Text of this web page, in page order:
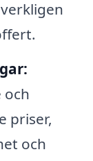
och
priser,
och